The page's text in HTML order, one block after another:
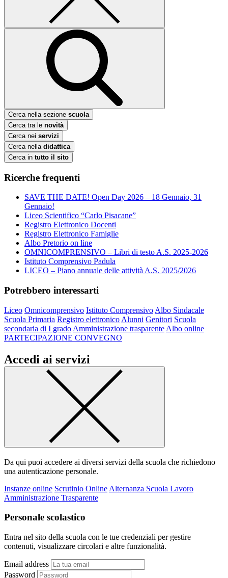
Cerca nella sezione scuola
Cerca tra le novità
Cerca nei servizi
Cerca nella didattica
Cerca in tutto il sito
Ricerche frequenti
SAVE THE DATE! Open Day 2026 – 18 Gennaio, 31
Gennaio!
Liceo Scientifico “Carlo Pisacane”
Registro Elettronico Docenti
Registro Elettronico Famiglie
Albo Pretorio on line
OMNICOMPRENSIVO – Libri di testo A.S. 2025-2026
Istituto Comprensivo Padula
LICEO – Piano annuale delle attività A.S. 2025/2026
Potrebbero interessarti
Liceo Omnicomprensivo Istituto Comprensivo Albo Sindacale
Scuola Primaria Registro elettronico Alunni Genitori Scuola
secondaria di I grado Amministrazione trasparente Albo online
PARTECIPAZIONE CONVEGNO
Accedi ai servizi
Da qui puoi accedere ai diversi servizi della scuola che richiedono
una autenticazione personale.
Instanze online Scrutinio Online Alternanza Scuola Lavoro
Amministrazione Trasparente
Personale scolastico
Entra nel sito della scuola con le tue credenziali per gestire
contenuti, visualizzare circolari e altre funzionalità.
Email address
Password